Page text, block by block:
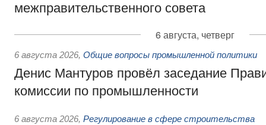
межправительственного совета
6 августа, четверг
6 августа 2026, Общие вопросы промышленной политики
Денис Мантуров провёл заседание
комиссии по промышленности
6 августа 2026, Регулирование в сфере строительства